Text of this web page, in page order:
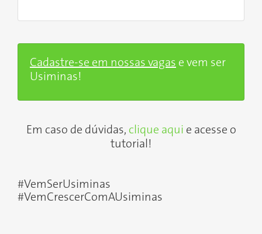
Cadastre-se em nossas vagas e vem ser
Usiminas!
Em caso de dúvidas, clique aqui e acesse o
tutorial!
#VemSerUsiminas
#VemCrescerComAUsiminas